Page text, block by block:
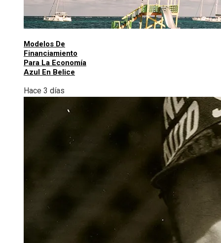
Modelos De
Financiamiento
Para La Economía
Azul En Belice
Hace 3 días